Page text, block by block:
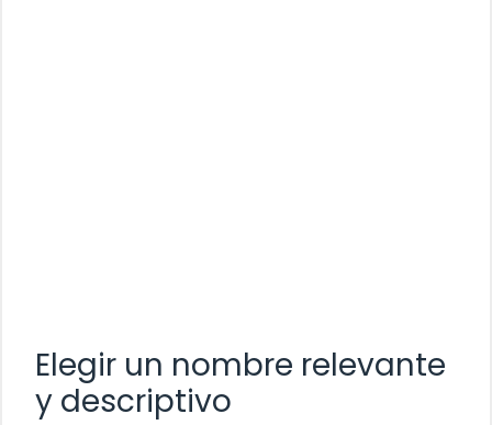
Elegir un nombre relevante
y descriptivo